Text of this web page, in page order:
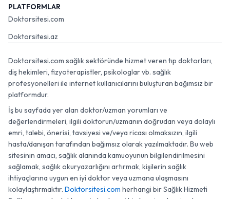
PLATFORMLAR
Doktorsitesi.com
Doktorsitesi.az
Doktorsitesi.com sağlık sektöründe hizmet veren tıp doktorları,
diş hekimleri, fizyoterapistler, psikologlar vb. sağlık
profesyonelleri ile internet kullanıcılarını buluşturan bağımsız bir
platformdur.
İş bu sayfada yer alan doktor/uzman yorumları ve
değerlendirmeleri, ilgili doktorun/uzmanın doğrudan veya dolaylı
emri, talebi, önerisi, tavsiyesi ve/veya ricası olmaksızın, ilgili
hasta/danışan tarafından bağımsız olarak yazılmaktadır. Bu web
sitesinin amacı, sağlık alanında kamuoyunun bilgilendirilmesini
sağlamak, sağlık okuryazarlığını artırmak, kişilerin sağlık
ihtiyaçlarına uygun en iyi doktor veya uzmana ulaşmasını
kolaylaştırmaktır. Doktorsitesi.com herhangi bir Sağlık Hizmeti